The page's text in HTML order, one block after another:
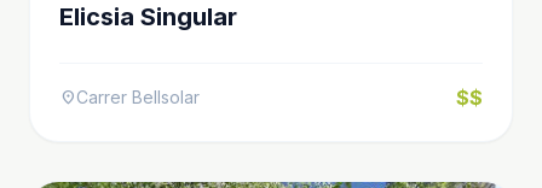
Elicsia Singular
location_onCarrer Bellsolar $$